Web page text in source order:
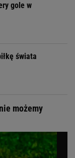
gole w
świata
możemy